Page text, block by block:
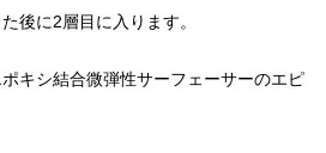
後に2層目に入ります。
キシ結合微弾性サーフェーサーのエピ